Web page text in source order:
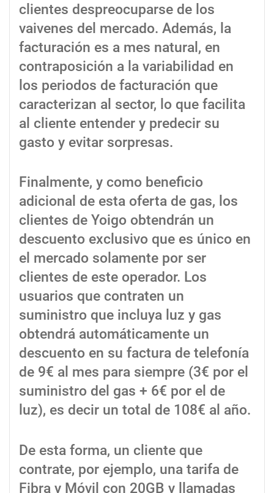
clientes despreocuparse de los
vaivenes del mercado. Además, la
facturación es a mes natural, en
contraposición a la variabilidad en
los periodos de facturación que
caracterizan al sector, lo que facilita
al cliente entender y predecir su
gasto y evitar sorpresas.
Finalmente, y como beneficio
adicional de esta oferta de gas, los
clientes de Yoigo obtendrán un
descuento exclusivo que es único en
el mercado solamente por ser
clientes de este operador. Los
usuarios que contraten un
suministro que incluya luz y gas
obtendrá automáticamente un
descuento en su factura de telefonía
de 9€ al mes para siempre (3€ por el
suministro del gas + 6€ por el de
luz), es decir un total de 108€ al año.
De esta forma, un cliente que
contrate, por ejemplo, una tarifa de
Fibra y Móvil con 20GB y llamadas